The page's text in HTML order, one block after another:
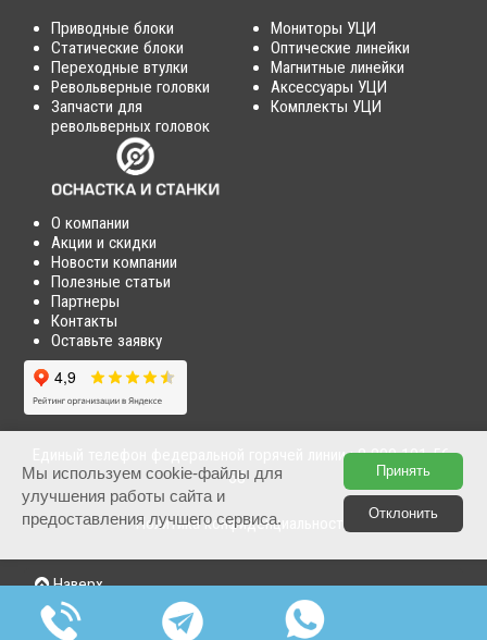
Приводные блоки
Статические блоки
Переходные втулки
Револьверные головки
Запчасти для
револьверных головок
Мониторы УЦИ
Оптические линейки
Магнитные линейки
Аксессуары УЦИ
Комплекты УЦИ
О компании
Акции и скидки
Новости компании
Полезные статьи
Партнеры
Контакты
Оставьте заявку
Единый телефон федеральной горячей линии :8 800 101-56-
68
Политика конфиденциальности
Наверх
© "Оснастка" - поставка станков, оснастки и запчастей по
выгодным ценам г. Москва 2026 год.
Мы используем cookie-файлы для
улучшения работы сайта и
предоставления лучшего сервиса.
Принять
Отклонить